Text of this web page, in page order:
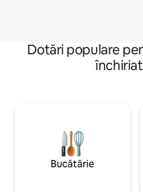
Dotări populare
Bucătărie